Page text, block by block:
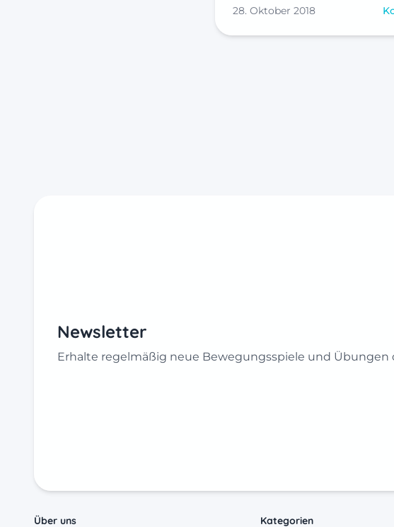
28. Oktober 2018
Newsletter
Erhalte regelmäßig neue Bewegungsspiele und Übungen
Über uns Kategorien